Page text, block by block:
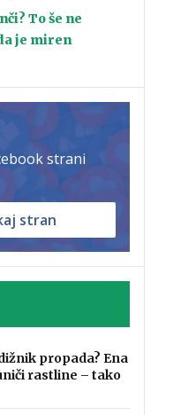
To še ne
je miren
strani
stran
propada? Ena
rastline – tako